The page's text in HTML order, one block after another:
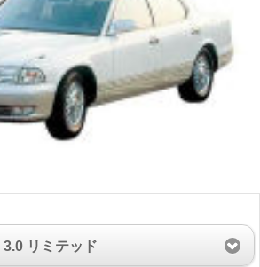
3.0 リミテッド